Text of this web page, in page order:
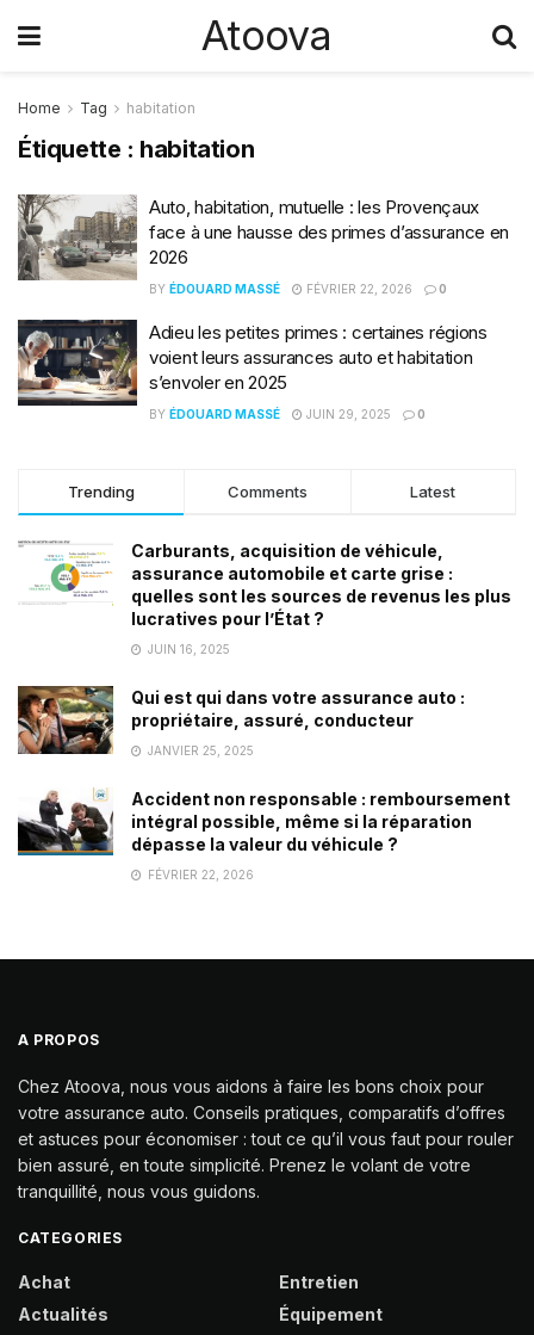
Atoova
Home Tag habitation
Étiquette : habitation
Auto, habitation, mutuelle : les Provençaux
face à une hausse des primes d’assurance en
2026
BY ÉDOUARD MASSÉ FÉVRIER 22, 2026 0
Adieu les petites primes : certaines régions
voient leurs assurances auto et habitation
s’envoler en 2025
BY ÉDOUARD MASSÉ JUIN 29, 2025 0
Trending Comments Latest
Carburants, acquisition de véhicule,
assurance automobile et carte grise :
quelles sont les sources de revenus les plus
lucratives pour l’État ?
JUIN 16, 2025
Qui est qui dans votre assurance auto :
propriétaire, assuré, conducteur
JANVIER 25, 2025
Accident non responsable : remboursement
intégral possible, même si la réparation
dépasse la valeur du véhicule ?
FÉVRIER 22, 2026
A PROPOS
Chez Atoova, nous vous aidons à faire les bons choix pour
votre assurance auto. Conseils pratiques, comparatifs d’offres
et astuces pour économiser : tout ce qu’il vous faut pour rouler
bien assuré, en toute simplicité. Prenez le volant de votre
tranquillité, nous vous guidons.
CATEGORIES
Achat
Actualités
Entretien
Équipement